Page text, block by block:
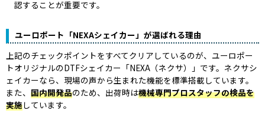
認することが重要です。
ユーロポート「NEXAシェイカー」が選ばれる理由
上記のチェックポイントをすべてクリアしているのが、ユーロポー
トオリジナルのDTFシェイカー「NEXA（ネクサ）」です。ネクサシ
ェイカーなら、現場の声から生まれた機能を標準搭載しています。
また、 国内開発品のため、出荷時は機械専門プロスタッフの検品を
実施しています。